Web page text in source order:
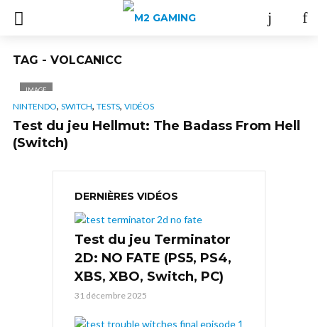
TAG - VOLCANICC
IMAGE
NINTENDO, SWITCH, TESTS, VIDÉOS
Test du jeu Hellmut: The Badass From Hell
(Switch)
DERNIÈRES VIDÉOS
Test du jeu Terminator
2D: NO FATE (PS5, PS4,
XBS, XBO, Switch, PC)
31 décembre 2025